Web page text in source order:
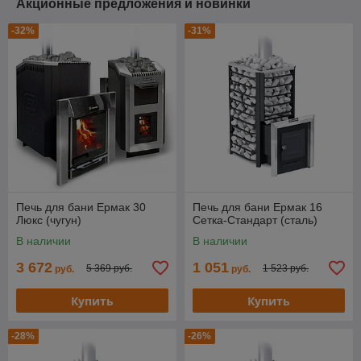
Акционные предложения и новинки
-32%
Печь для бани Ермак 30
Люкс (чугун)
В наличии
3 672 руб. 5 369 руб.
Купить
-31%
Печь для бани Ермак 16
Сетка-Стандарт (сталь)
В наличии
1 051 руб. 1 523 руб.
Купить
-28% -26%